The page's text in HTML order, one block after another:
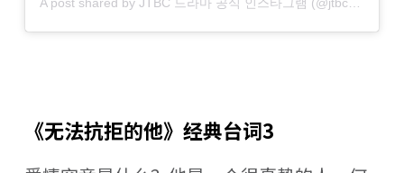
A post shared by JTBC 드라마 공식 인스타그램 (@jtbcdrama)
《无法抗拒的他》经典台词3